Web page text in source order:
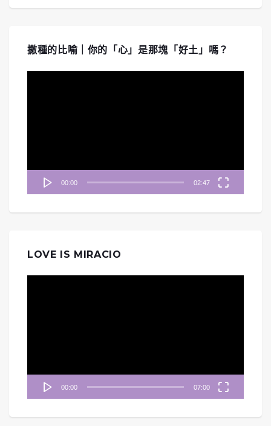
撒種的比喻｜你的「心」是那塊「好土」嗎？
00:00 02:47
LOVE IS MIRACIO
00:00 07:00